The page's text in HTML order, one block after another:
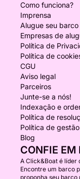
Como funciona?
Imprensa
Alugue seu barco
Empresas de
Política de
Política de
CGU
Aviso legal
Parceiros
Junte-se a nós!
Indexação e
Política de
Política de
Blog
CONFIE EM
A Click&Boat é líder
Encontre um barco
proponha seu